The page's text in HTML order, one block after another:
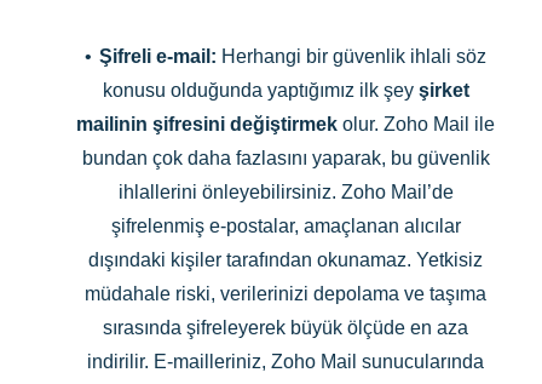
• Şifreli e-mail: Herhangi bir güvenlik ihlali söz
konusu olduğunda yaptığımız ilk şey şirket
mailinin şifresini değiştirmek olur. Zoho Mail ile
bundan çok daha fazlasını yaparak, bu güvenlik
ihlallerini önleyebilirsiniz. Zoho Mail’de
şifrelenmiş e-postalar, amaçlanan alıcılar
dışındaki kişiler tarafından okunamaz. Yetkisiz
müdahale riski, verilerinizi depolama ve taşıma
sırasında şifreleyerek büyük ölçüde en aza
indirilir. E-mailleriniz, Zoho Mail sunucularında